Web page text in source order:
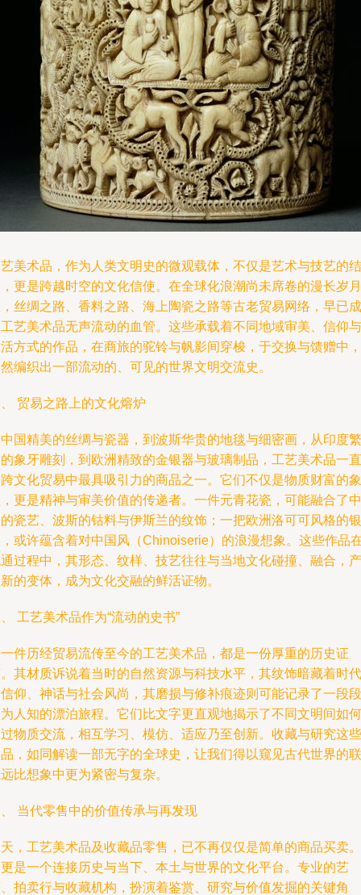
美术品，作为人类文明史的微观载体，不仅是艺术与技艺的结
更是跨越时空的文化信使。在全球化浪潮尚未席卷的漫长岁月
丝绸之路、香料之路、海上陶瓷之路等古老贸易网络，早已成
艺美术品无声流动的血管。这些承载着不同地域审美、信仰与
方式的作品，在商旅的驼铃与帆影间穿梭，于交换与馈赠中，
编织出一部流动的、可见的世界文明交流史。
贸易之路上的文化熔炉
国精美的丝绸与瓷器，到波斯华贵的地毯与细密画，从印度繁
象牙雕刻，到欧洲精致的金银器与玻璃制品，工艺美术品一直
文化贸易中最具吸引力的商品之一。它们不仅是物质财富的象
更是精神与审美价值的传递者。一件元青花瓷，可能融合了中
瓷艺、波斯的钴料与伊斯兰的纹饰；一把欧洲洛可可风格的银
或许蕴含着对中国风（Chinoiserie）的浪漫想象。这些作品
过程中，其形态、纹样、技艺往往与当地文化碰撞、融合，产
的变体，成为文化交融的鲜活证物。
工艺美术品作为“流动的史书”
件历经贸易流传至今的工艺美术品，都是一份厚重的历史证
其材质诉说着当时的自然资源与科技水平，其纹饰暗藏着时代
仰、神话与社会风尚，其磨损与修补痕迹则可能记录了一段段
人知的漂泊旅程。它们比文字更直观地揭示了不同文明间如何
物质交流，相互学习、模仿、适应乃至创新。收藏与研究这些
，如同解读一部无字的全球史，让我们得以窥见古代世界的联
比想象中更为紧密与复杂。
当代零售中的价值传承与再发现
，工艺美术品及收藏品零售，已不再仅仅是简单的商品买卖。
是一个连接历史与当下、本土与世界的文化平台。专业的艺
拍卖行与收藏机构，扮演着鉴赏、研究与价值发掘的关键角